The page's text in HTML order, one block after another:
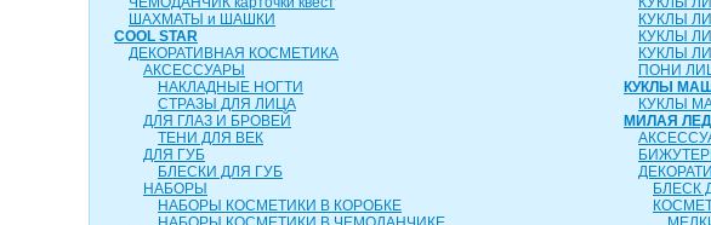
ШАХМАТЫ и ШАШКИ
COOL STAR
ДЕКОРАТИВНАЯ КОСМЕТИКА
АКСЕССУАРЫ
НАКЛАДНЫЕ НОГТИ
СТРАЗЫ ДЛЯ ЛИЦА
ДЛЯ ГЛАЗ И БРОВЕЙ
ТЕНИ ДЛЯ ВЕК
ДЛЯ ГУБ
БЛЕСКИ ДЛЯ ГУБ
НАБОРЫ
НАБОРЫ КОСМЕТИКИ В КОРОБКЕ
КУКЛЫ
КУКЛЫ
КУКЛЫ
ПОНИ
КУКЛЫ
КУКЛЫ
МИЛАЯ
БЛЕСК